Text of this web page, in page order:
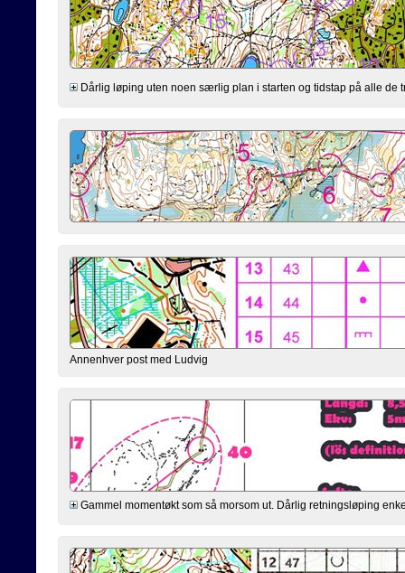
Dårlig løping uten noen særlig plan i starten og tidstap på alle de
Annenhver post med Ludvig
Gammel momentøkt som så morsom ut. Dårlig retningsløping